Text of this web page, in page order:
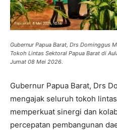
Gubernur Papua Barat, Drs Dominggus
Tokoh Lintas Sektoral Papua Barat di
Jumat 08 Mei 2026.
Gubernur Papua Barat, Drs
mengajak seluruh tokoh
memperkuat sinergi dan
percepatan pembangunan